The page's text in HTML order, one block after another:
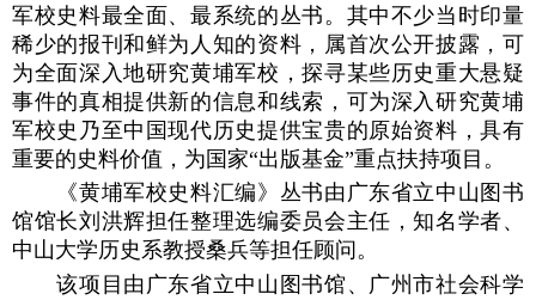
军校史料最全面、最系统的丛书。其中不少当时印量
稀少的报刊和鲜为人知的资料，属首次公开披露，可
为全面深入地研究黄埔军校，探寻某些历史重大悬疑
事件的真相提供新的信息和线索，可为深入研究黄埔
军校史乃至中国现代历史提供宝贵的原始资料，具有
重要的史料价值，为国家“出版基金”重点扶持项目。
《黄埔军校史料汇编》丛书由广东省立中山图书
馆馆长刘洪辉担任整理选编委员会主任，知名学者、
中山大学历史系教授桑兵等担任顾问。
该项目由广东省立中山图书馆、广州市社会科学